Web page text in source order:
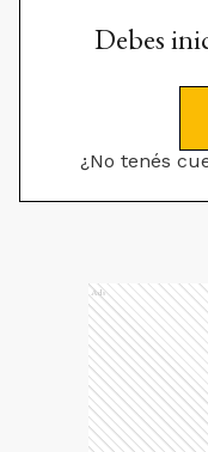
Debes
¿No tenés
Ads